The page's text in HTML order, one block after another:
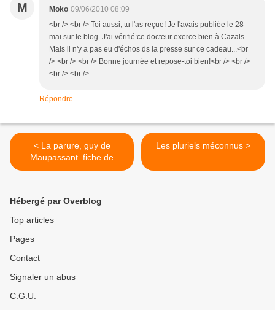
M Moko 09/06/2010 08:09
<br /> <br /> Toi aussi, tu l'as reçue! Je l'avais publiée le 28
mai sur le blog. J'ai vérifié:ce docteur exerce bien à Cazals.
Mais il n'y a pas eu d'échos ds la presse sur ce cadeau...<br
/> <br /> <br /> Bonne journée et repose-toi bien!<br /> <br />
<br /> <br />
Répondre
< La parure, guy de
Maupassant. fiche de
lecture.
Les pluriels méconnus >
Hébergé par Overblog
Top articles
Pages
Contact
Signaler un abus
C.G.U.